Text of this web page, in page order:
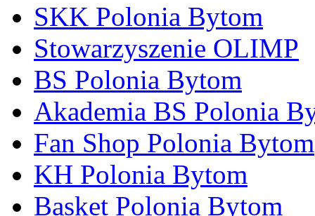
SKK Polonia Bytom
Stowarzyszenie OLIMP
BS Polonia Bytom
Akademia BS Polonia
Fan Shop Polonia Bytom
KH Polonia Bytom
Basket Polonia Bytom